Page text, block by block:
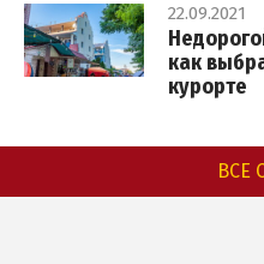
22.09.2021
как
курорте
ВСЕ